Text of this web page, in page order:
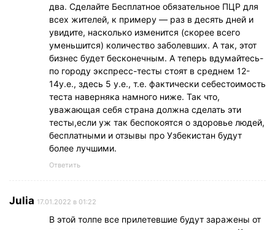
два. Сделайте Бесплатное обязательное ПЦР для
всех жителей, к примеру — раз в десять дней и
увидите, насколько изменится (скорее всего
уменьшится) количество заболевших. А так, этот
бизнес будет бесконечным. А теперь вдумайтесь-
по городу экспресс-тесты стоят в среднем 12-
14у.е., здесь 5 у.е., т.е. фактически себестоимость
теста наверняка намного ниже. Так что,
уважающая себя страна должна сделать эти
тесты,если уж так беспокоятся о здоровье людей,
бесплатными и отзывы про Узбекистан будут
более лучшими.
Ответить
Julia 17.01.2022 в 01:22
В этой толпе все прилетевшие будут заражены от